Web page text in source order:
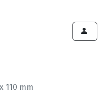
110 mm